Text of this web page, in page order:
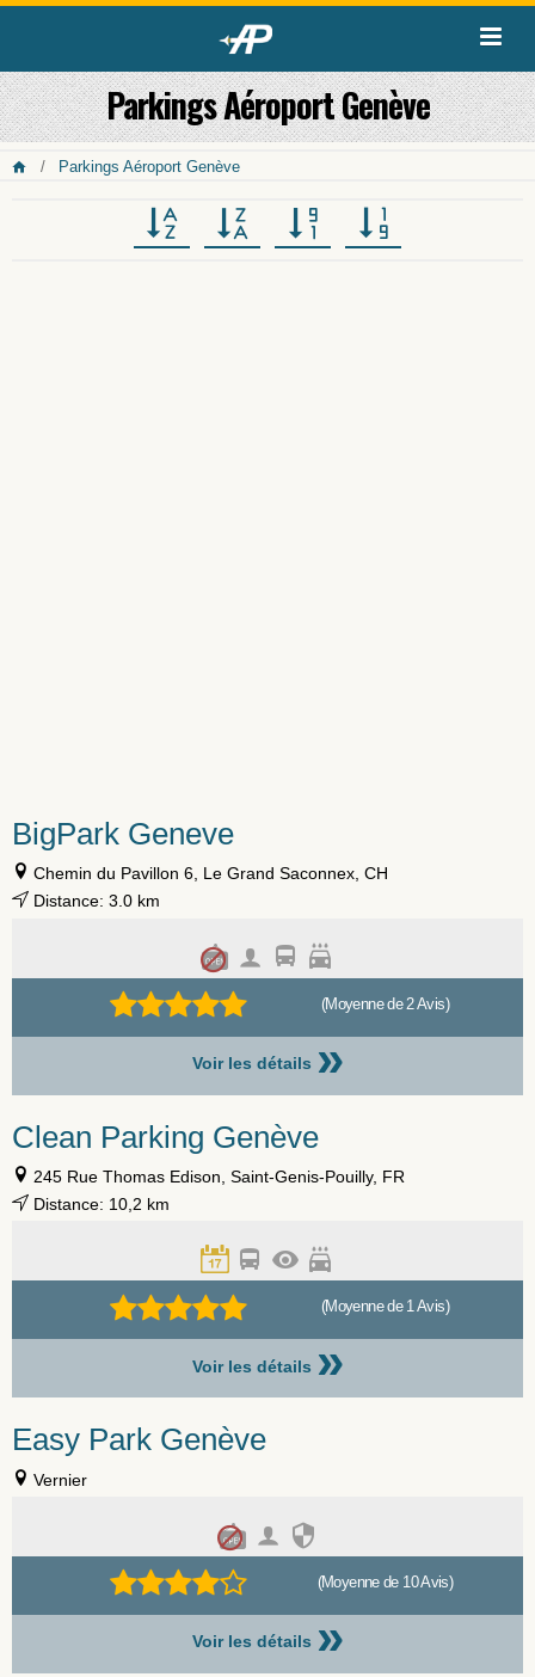
Parkings Aéroport Genève
Parkings Aéroport Genève
BigPark Geneve
Chemin du Pavillon 6, Le Grand Saconnex, CH
Distance: 3.0 km
(Moyenne de 2 Avis)
Voir les détails »
Clean Parking Genève
245 Rue Thomas Edison, Saint-Genis-Pouilly, FR
Distance: 10,2 km
(Moyenne de 1 Avis)
Voir les détails »
Easy Park Genève
Vernier
(Moyenne de 10 Avis)
Voir les détails »